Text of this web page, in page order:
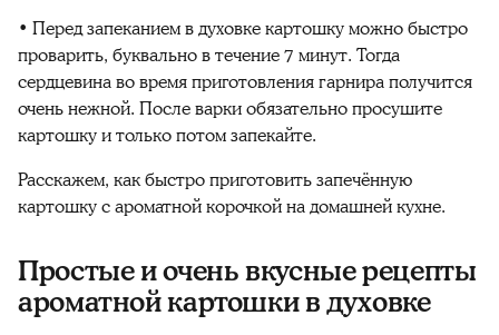
• Перед запеканием в духовке картошку можно быстро
проварить, буквально в течение 7 минут. Тогда
сердцевина во время приготовления гарнира получится
очень нежной. После варки обязательно просушите
картошку и только потом запекайте.
Расскажем, как быстро приготовить запечённую
картошку с ароматной корочкой на домашней кухне.
Простые и очень вкусные рецепты
ароматной картошки в духовке